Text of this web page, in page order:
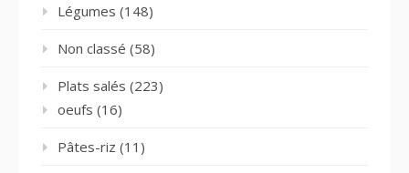
Légumes (148)
Non classé (58)
Plats salés (223)
oeufs (16)
Pâtes-riz (11)